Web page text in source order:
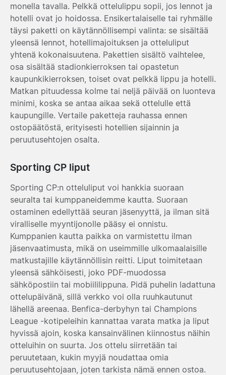
monella tavalla. Pelkkä ottelulippu sopii, jos lennot ja
hotelli ovat jo hoidossa. Ensikertalaiselle tai ryhmälle
täysi paketti on käytännöllisempi valinta: se sisältää
yleensä lennot, hotellimajoituksen ja otteluliput
yhtenä kokonaisuutena. Pakettien sisältö vaihtelee,
osa sisältää stadionkierroksen tai opastetun
kaupunkikierroksen, toiset ovat pelkkä lippu ja hotelli.
Matkan pituudessa kolme tai neljä päivää on luonteva
minimi, koska se antaa aikaa sekä ottelulle että
kaupungille. Vertaile paketteja rauhassa ennen
ostopäätöstä, erityisesti hotellien sijainnin ja
peruutusehtojen osalta.
Sporting CP liput
Sporting CP:n otteluliput voi hankkia suoraan
seuralta tai kumppaneidemme kautta. Suoraan
ostaminen edellyttää seuran jäsenyyttä, ja ilman sitä
viralliselle myyntijonolle pääsy ei onnistu.
Kumppanien kautta paikka on varmistettu ilman
jäsenvaatimusta, mikä on useimmille ulkomaalaisille
matkustajille käytännöllisin reitti. Liput toimitetaan
yleensä sähköisesti, joko PDF-muodossa
sähköpostiin tai mobiililippuna. Pidä puhelin ladattuna
ottelupäivänä, sillä verkko voi olla ruuhkautunut
lähellä areenaa. Benfica-derbyhyn tai Champions
League -kotipeleihin kannattaa varata matka ja liput
hyvissä ajoin, koska kansainvälinen kiinnostus näihin
otteluihin on suurta. Jos ottelu siirretään tai
peruutetaan, kukin myyjä noudattaa omia
peruutusehtojaan, joten tarkista nämä ennen ostoa.